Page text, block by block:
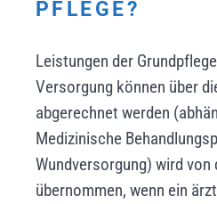
PFLEGE?
Leistungen der
Versorgung können über
abgerechnet werden
Medizinische
Wundversorgung) wird
übernommen, wenn ein